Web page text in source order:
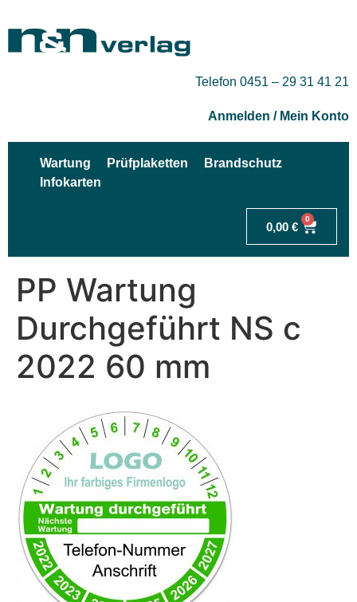
Telefon 0451 – 29 31 41 21
Anmelden / Mein Konto
Wartung Prüfplaketten
Brandschutz
Infokarten
0,00 €
0
PP Wartung
Durchgeführt NS c
2022 60 mm